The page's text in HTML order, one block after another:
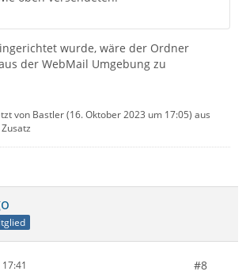
wurde, wäre der Ordner
der WebMail Umgebung zu
von Bastler (16. Oktober 2023 um 17:05) aus
#8